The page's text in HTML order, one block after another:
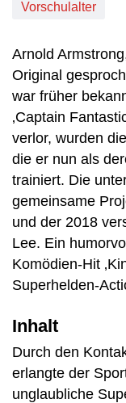
Vorschulalter
Arnold
Original
war früher
‚Captain
verlor, wurden
die er nun als
trainiert. Die
gemeinsame
und der 2018
Lee. Ein
Komödien-Hit
Superhelden-
Inhalt
Durch den
erlangte der
unglaubliche